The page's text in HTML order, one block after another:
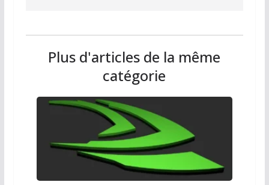
Plus d'articles de la même
catégorie